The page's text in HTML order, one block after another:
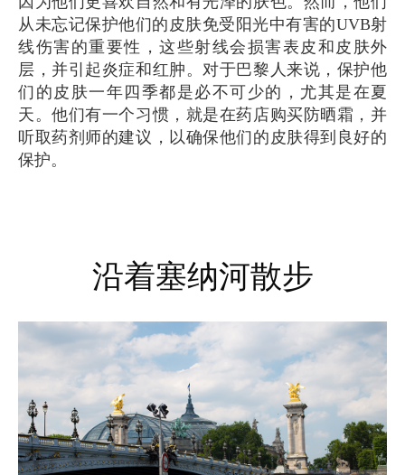
从未忘记保护他们的皮肤免受阳光中有害的UVB射
线伤害的重要性，这些射线会损害表皮和皮肤外
层，并引起炎症和红肿。对于巴黎人来说，保护他
们的皮肤一年四季都是必不可少的，尤其是在夏
天。他们有一个习惯，就是在药店购买防晒霜，并
听取药剂师的建议，以确保他们的皮肤得到良好的
保护。
沿着塞纳河散步